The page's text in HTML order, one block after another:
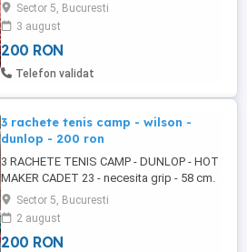
Sector 5, Bucuresti
3 august
200 RON
Telefon validat
3 rachete tenis camp - wilson -
dunlop - 200 ron
3 RACHETE TENIS CAMP - DUNLOP - HOT
MAKER CADET 23 - necesita grip - 58 cm.
DUNLOP - JOHN McENROE GAME -
necesita grip - 60 cm. WILSON - RAINBOW
25 - din aluminiu necesita racord + grip -
64 cm. - - pret toate 3 bucati = 200 ron
Sector 5, Bucuresti
2 august
200 RON